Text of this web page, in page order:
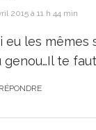
2015 à 11 h 44 min
eu les
genou…Il te
RÉPONDRE